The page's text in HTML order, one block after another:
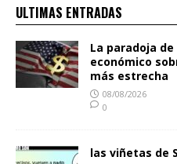
ULTIMAS ENTRADAS
La paradoja
económico
más estrecha
08/08/2026
0
las viñetas de